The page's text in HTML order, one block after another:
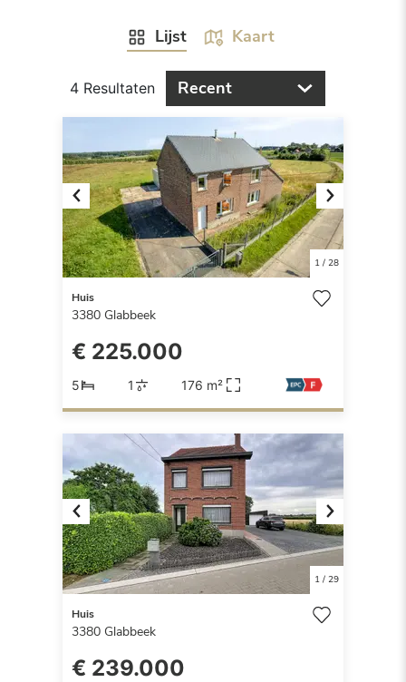
Lijst Kaart
4 Resultaten Recent
Previous Next
1/ 28
Huis
3380 Glabbeek
€ 225.000
5 1 176 m²
Previous Next
1/ 29
Huis
3380 Glabbeek
€ 239.000